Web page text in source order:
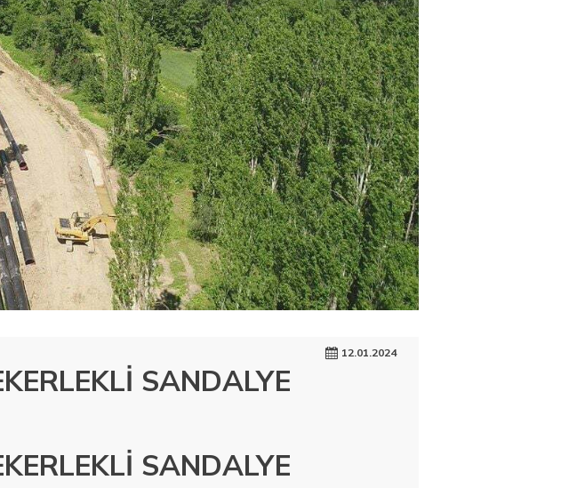
12.01.2024
SANDALYE
SANDALYE